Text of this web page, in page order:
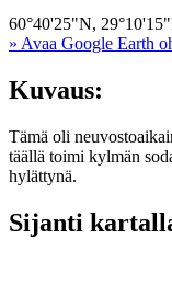
60°40'25"N,
» Avaa Google Earth
Kuvaus:
Tämä oli
täällä toimi kylmän
hylättynä.
Sijanti